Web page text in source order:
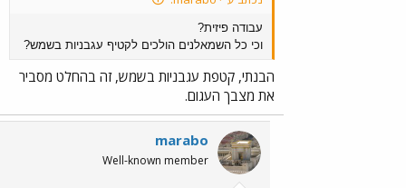
עבודה פיזית?
וכי כל השמאלנים הולכים לקטיף עגבניות בשמש?
הבנתי, קטפת עגבניות בשמש, זה בהחלט מסביר
את מצבך העגום.
marabo
Well-known member